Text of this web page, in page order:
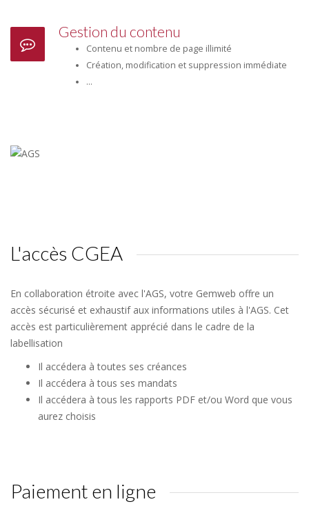
Gestion du contenu
Contenu et nombre de page illimité
Création, modification et suppression immédiate
...
L'accès CGEA
En collaboration étroite avec l'AGS, votre Gemweb offre un
accès sécurisé et exhaustif aux informations utiles à l'AGS. Cet
accès est particulièrement apprécié dans le cadre de la
labellisation
Il accédera à toutes ses créances
Il accédera à tous ses mandats
Il accédera à tous les rapports PDF et/ou Word que vous
aurez choisis
Paiement en ligne